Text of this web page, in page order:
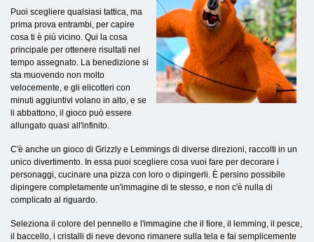
Puoi scegliere qualsiasi tattica, ma
prima prova entrambi, per capire
cosa ti è più vicino. Qui la cosa
principale per ottenere risultati nel
tempo assegnato. La benedizione si
sta muovendo non molto
velocemente, e gli elicotteri con
minuti aggiuntivi volano in alto, e se
li abbattono, il gioco può essere
allungato quasi all'infinito.
C'è anche un gioco di Grizzly e Lemmings di diverse direzioni, raccolti in un
unico divertimento. In essa puoi scegliere cosa vuoi fare per decorare i
personaggi, cucinare una pizza con loro o dipingerli. È persino possibile
dipingere completamente un'immagine di te stesso, e non c'è nulla di
complicato al riguardo.
Seleziona il colore del pennello e l'immagine che il fiore, il lemming, il pesce,
il baccello, i cristalli di neve devono rimanere sulla tela e fai semplicemente